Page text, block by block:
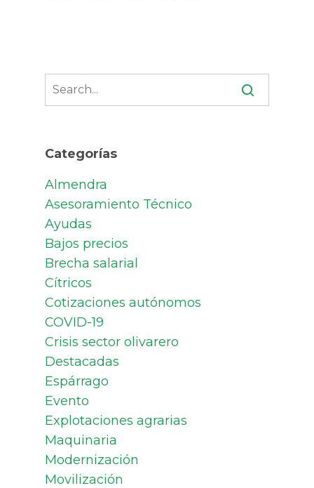
Categorías
Almendra
Asesoramiento Técnico
Ayudas
Bajos precios
Brecha salarial
Cítricos
Cotizaciones autónomos
COVID-19
Crisis sector olivarero
Destacadas
Espárrago
Evento
Explotaciones agrarias
Maquinaria
Modernización
Movilización